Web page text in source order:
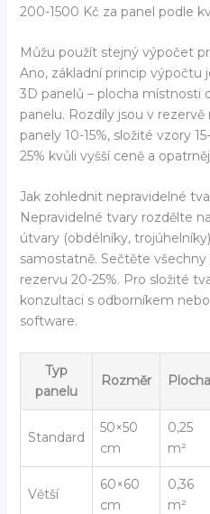
200-1500 Kč za panel podle
Můžu použít stejný výpočet
Ano, základní princip výpočtu
3D panelů – plocha místnosti
panelu. Rozdíly jsou v
panely 10-15%, složité vzory
25% kvůli vyšší ceně a
Jak zohlednit nepravidelné
Nepravidelné tvary rozdělte
útvary (obdélníky,
samostatně. Sečtěte
rezervu 20-25%. Pro složité
konzultaci s odborníkem
software.
Typ
panelu
Rozměr Plocha
Standard
50×50
cm
0,25
m²
Větší
60×60
cm
0,36
m²